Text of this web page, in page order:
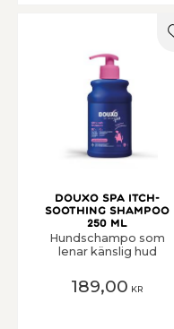
Douxo Spa Itch-
Soothing Shampoo
250 ml
Hundschampo som
lenar känslig hud
189,00 KR